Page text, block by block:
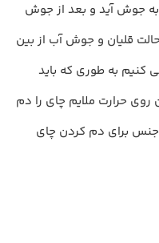
به جوش آید و بعد از جوش
قلیان و جوش آب از بین
به ‌طوری که باید
حرارت ملایم چای را دم
جنس برای دم کردن چای